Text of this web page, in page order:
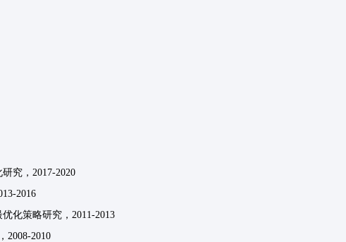
究，2017-2020
2016
化策略研究，2011-2013
2008-2010